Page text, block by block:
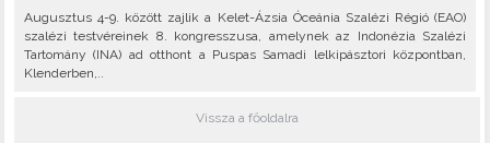
Augusztus 4-9. között zajlik a Kelet-Ázsia Óceánia Szalézi Régió (EAO)
szalézi testvéreinek 8. kongresszusa, amelynek az Indonézia Szalézi
Tartomány (INA) ad otthont a Puspas Samadi lelkipásztori központban,
Klenderben,..
Vissza a főoldalra